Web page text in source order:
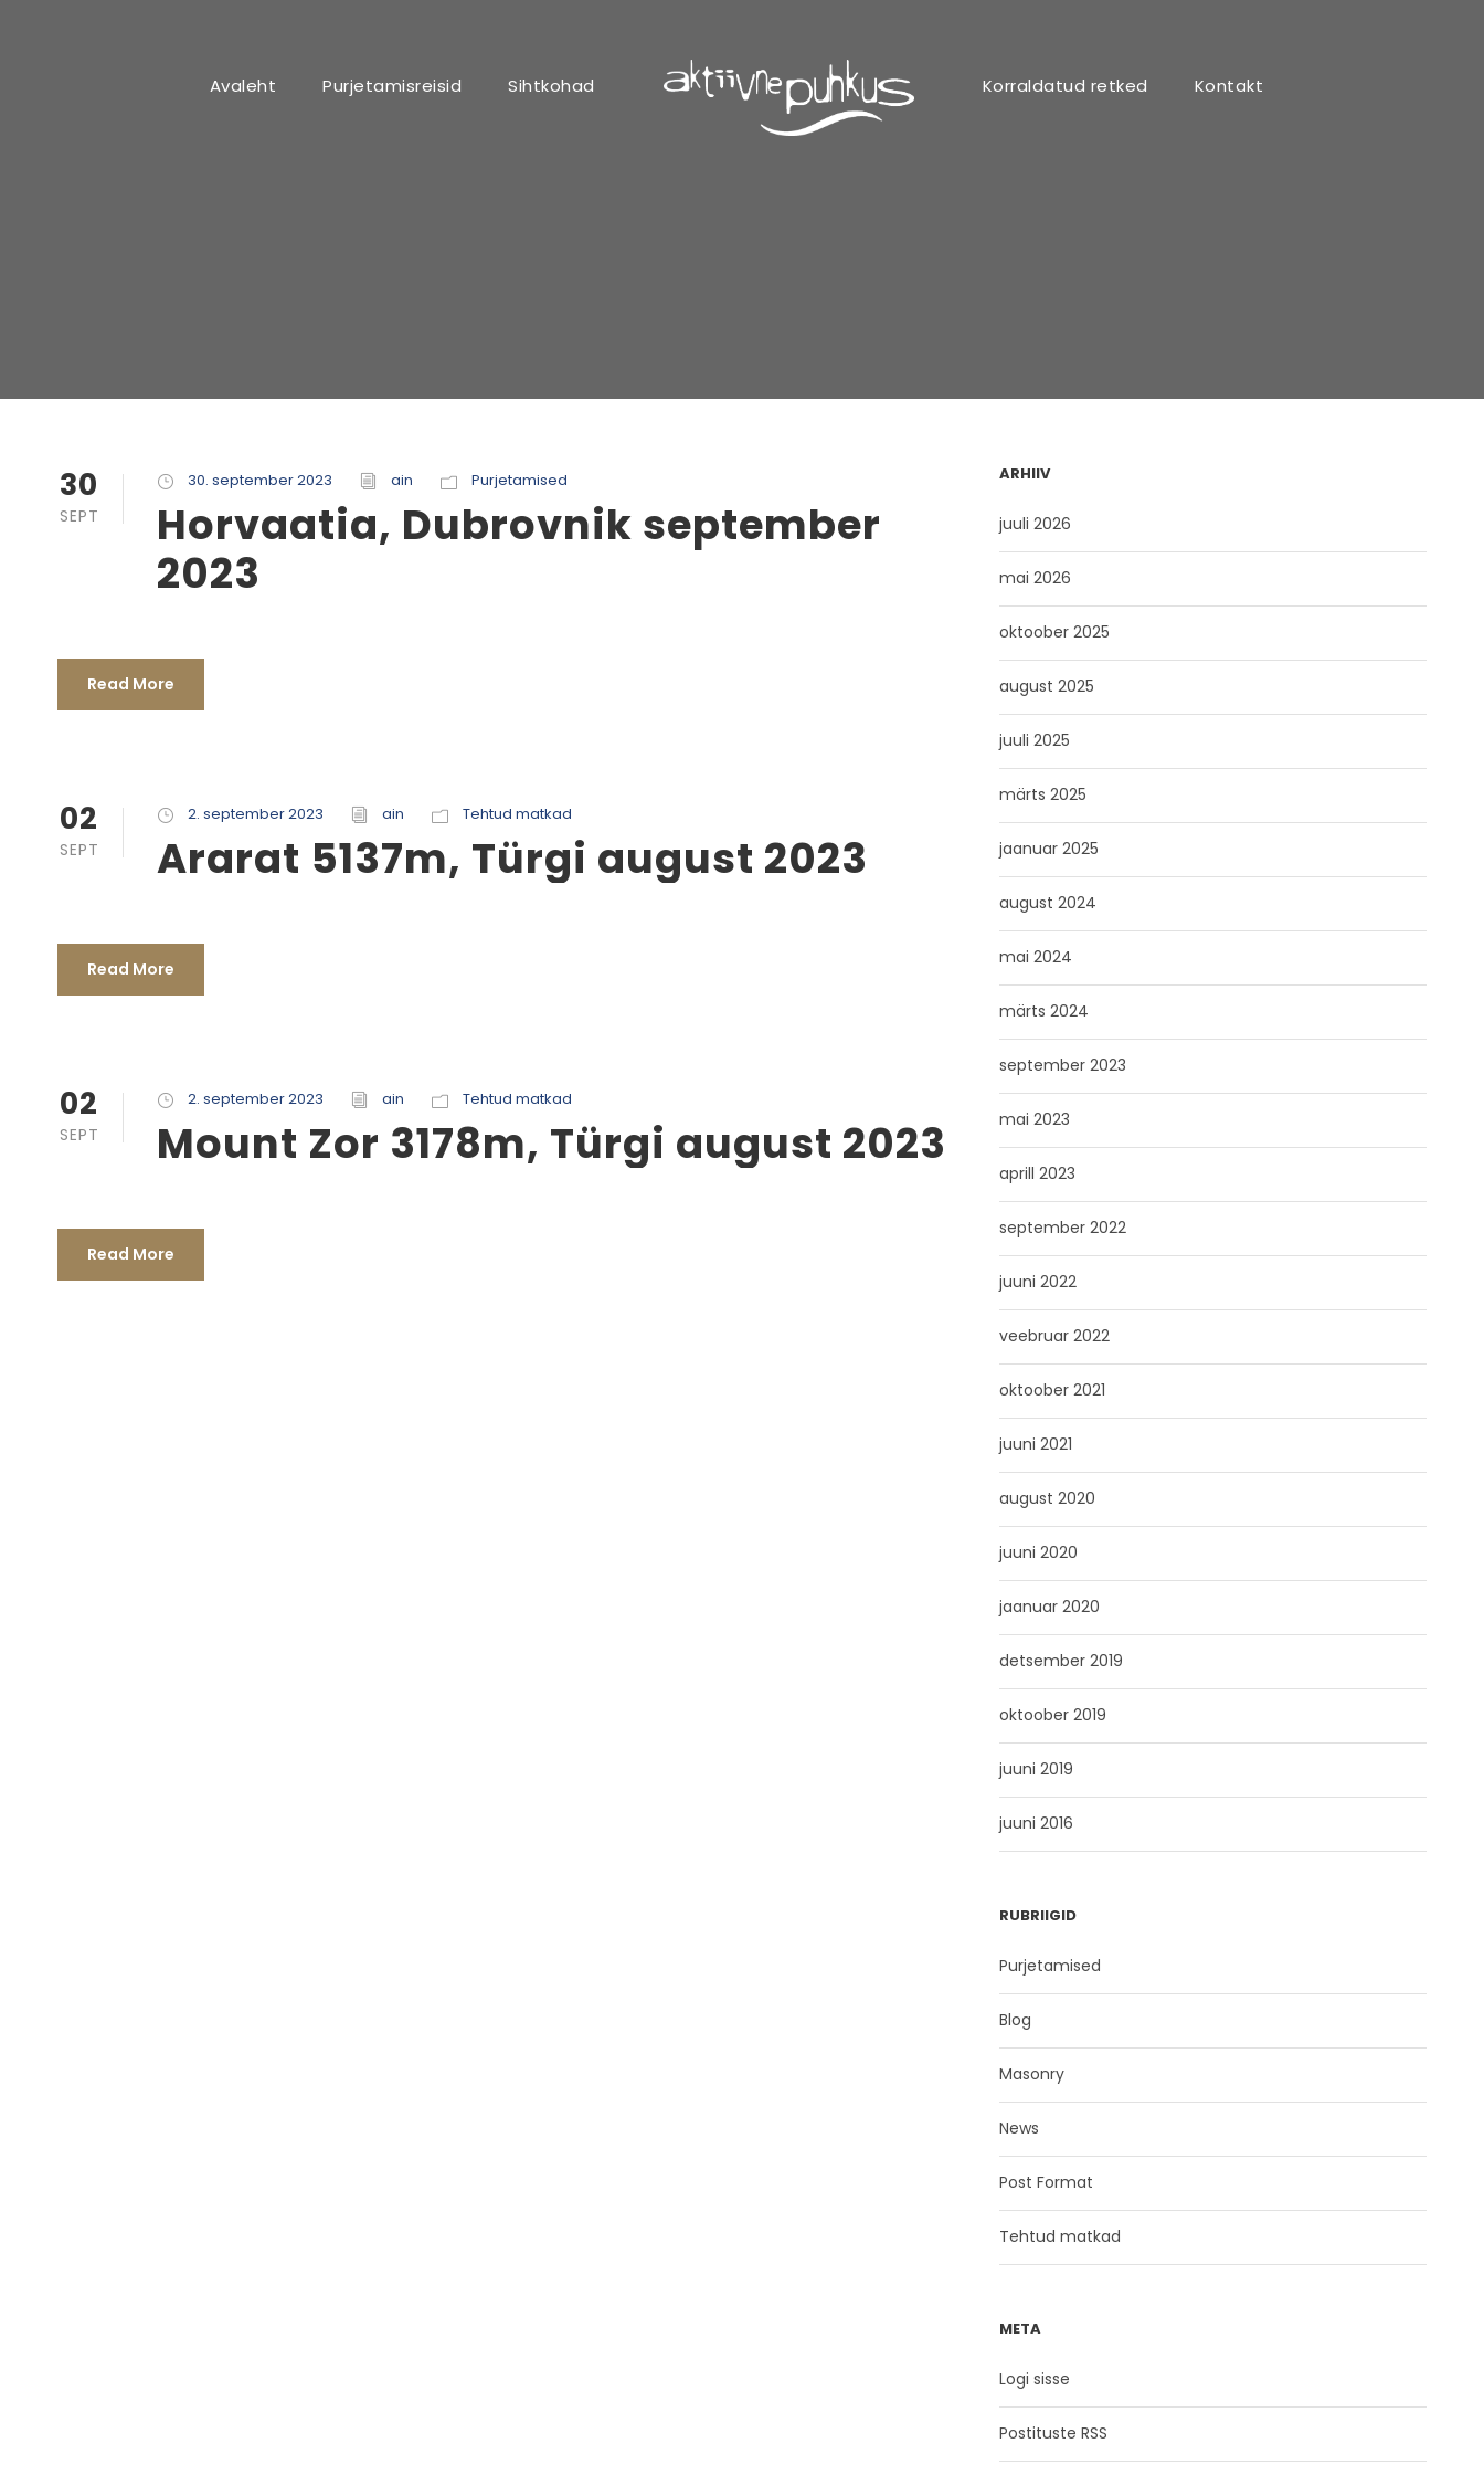
Avaleht Purjetamisreisid Sihtkohad Korraldatud retked Kontakt
30
SEPT
30. september 2023 ain Purjetamised
Horvaatia, Dubrovnik september
2023
Read More
02
SEPT
2. september 2023 ain Tehtud matkad
Ararat 5137m, Türgi august 2023
Read More
02
SEPT
2. september 2023 ain Tehtud matkad
Mount Zor 3178m, Türgi august 2023
Read More
ARHIIV
juuli 2026
mai 2026
oktoober 2025
august 2025
juuli 2025
märts 2025
jaanuar 2025
august 2024
mai 2024
märts 2024
september 2023
mai 2023
aprill 2023
september 2022
juuni 2022
veebruar 2022
oktoober 2021
juuni 2021
august 2020
juuni 2020
jaanuar 2020
detsember 2019
oktoober 2019
juuni 2019
juuni 2016
RUBRIIGID
Purjetamised
Blog
Masonry
News
Post Format
Tehtud matkad
META
Logi sisse
Postituste RSS